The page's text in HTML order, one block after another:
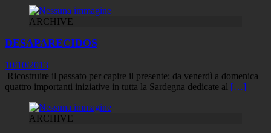
ARCHIVE
DESAPARECIDOS
10/10/2013
Ricostruire il passato per capire il presente: da venerdì a domenica
quattro importanti iniziative in tutta la Sardegna dedicate al […]
ARCHIVE